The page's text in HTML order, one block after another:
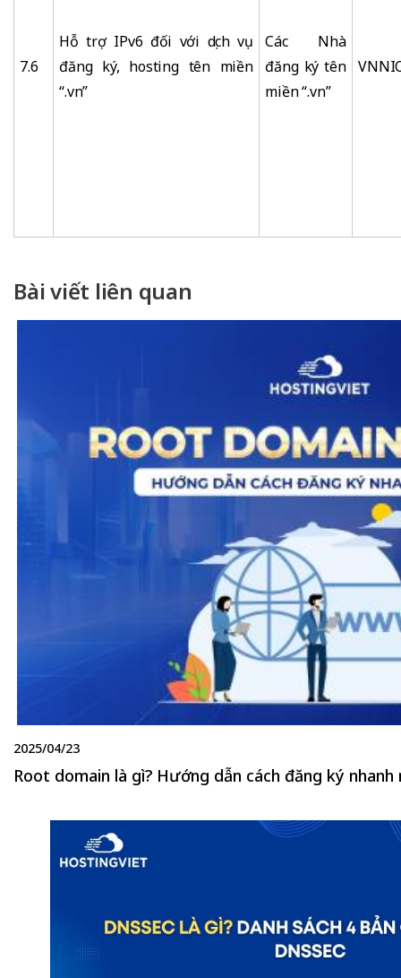
7.6
Hỗ trợ IPv6 đối với dịch vụ
đăng ký, hosting tên miền
“.vn”
Các Nhà
đăng ký tên
miền “.vn”
Bài viết liên quan
2025/04/23
Root domain là gì? Hướng dẫn cách đăng ký nhanh